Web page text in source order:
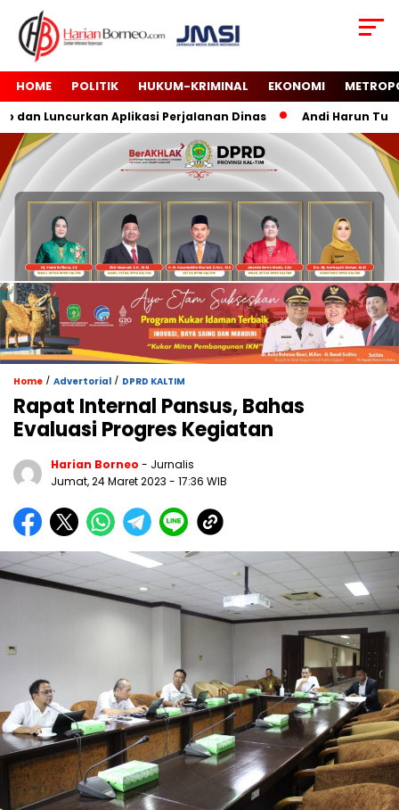
HOME POLITIK HUKUM-KRIMINAL EKONOMI
Luncurkan Aplikasi Perjalanan Dinas Andi Harun Tutup
Home / Advertorial / DPRD KALTIM
Rapat Internal Pansus, Bahas
Evaluasi Progres Kegiatan
Harian Borneo - Jurnalis
Jumat, 24 Maret 2023 - 17:36 WIB